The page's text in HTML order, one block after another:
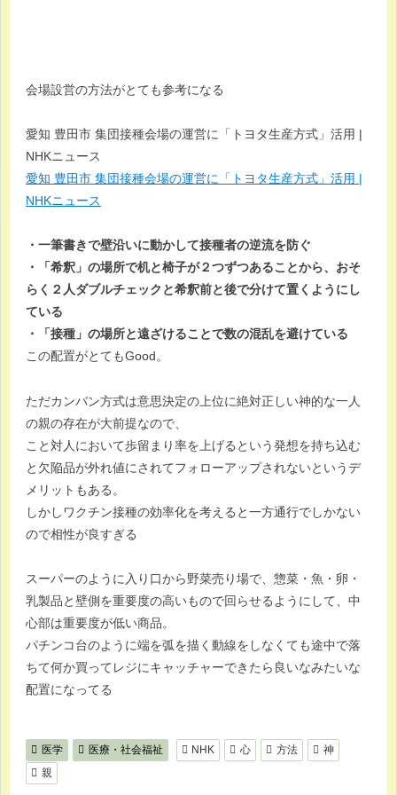
会場設営の方法がとても参考になる
愛知 豊田市 集団接種会場の運営に「トヨタ生産方式」活用 |
NHKニュース
愛知 豊田市 集団接種会場の運営に「トヨタ生産方式」活用 |
NHKニュース
・一筆書きで壁沿いに動かして接種者の逆流を防ぐ
・「希釈」の場所で机と椅子が２つずつあることから、おそ
らく２人ダブルチェックと希釈前と後で分けて置くようにし
ている
・「接種」の場所と遠ざけることで数の混乱を避けている
この配置がとてもGood。
ただカンバン方式は意思決定の上位に絶対正しい神的な一人
の親の存在が大前提なので、
こと対人において歩留まり率を上げるという発想を持ち込む
と欠陥品が外れ値にされてフォローアップされないというデ
メリットもある。
しかしワクチン接種の効率化を考えると一方通行でしかない
ので相性が良すぎる
スーパーのように入り口から野菜売り場で、惣菜・魚・卵・
乳製品と壁側を重要度の高いもので回らせるようにして、中
心部は重要度が低い商品。
パチンコ台のように端を弧を描く動線をしなくても途中で落
ちて何か買ってレジにキャッチャーできたら良いなみたいな
配置になってる
医学 医療・社会福祉 NHK 心 方法
神
親